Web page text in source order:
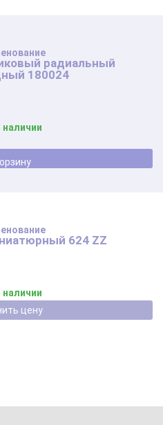
радиальный
180024
наличии
624 ZZ
наличии
Уточнить цену